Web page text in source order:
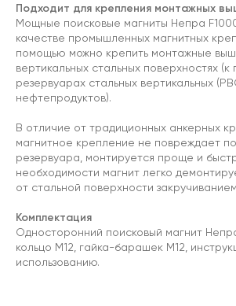
Подходит для крепления монтажных
Мощные поисковые магниты Непра
качестве промышленных магнитных
помощью можно крепить монтажные
вертикальных стальных поверхностях (к
резервуарах стальных вертикальных
нефтепродуктов).
В отличие от традиционных анкерных
магнитное крепление не повреждает
резервуара, монтируется проще и
необходимости магнит легко
от стальной поверхности
Комплектация
Односторонний поисковый магнит
кольцо М12, гайка-барашек М12,
использованию.